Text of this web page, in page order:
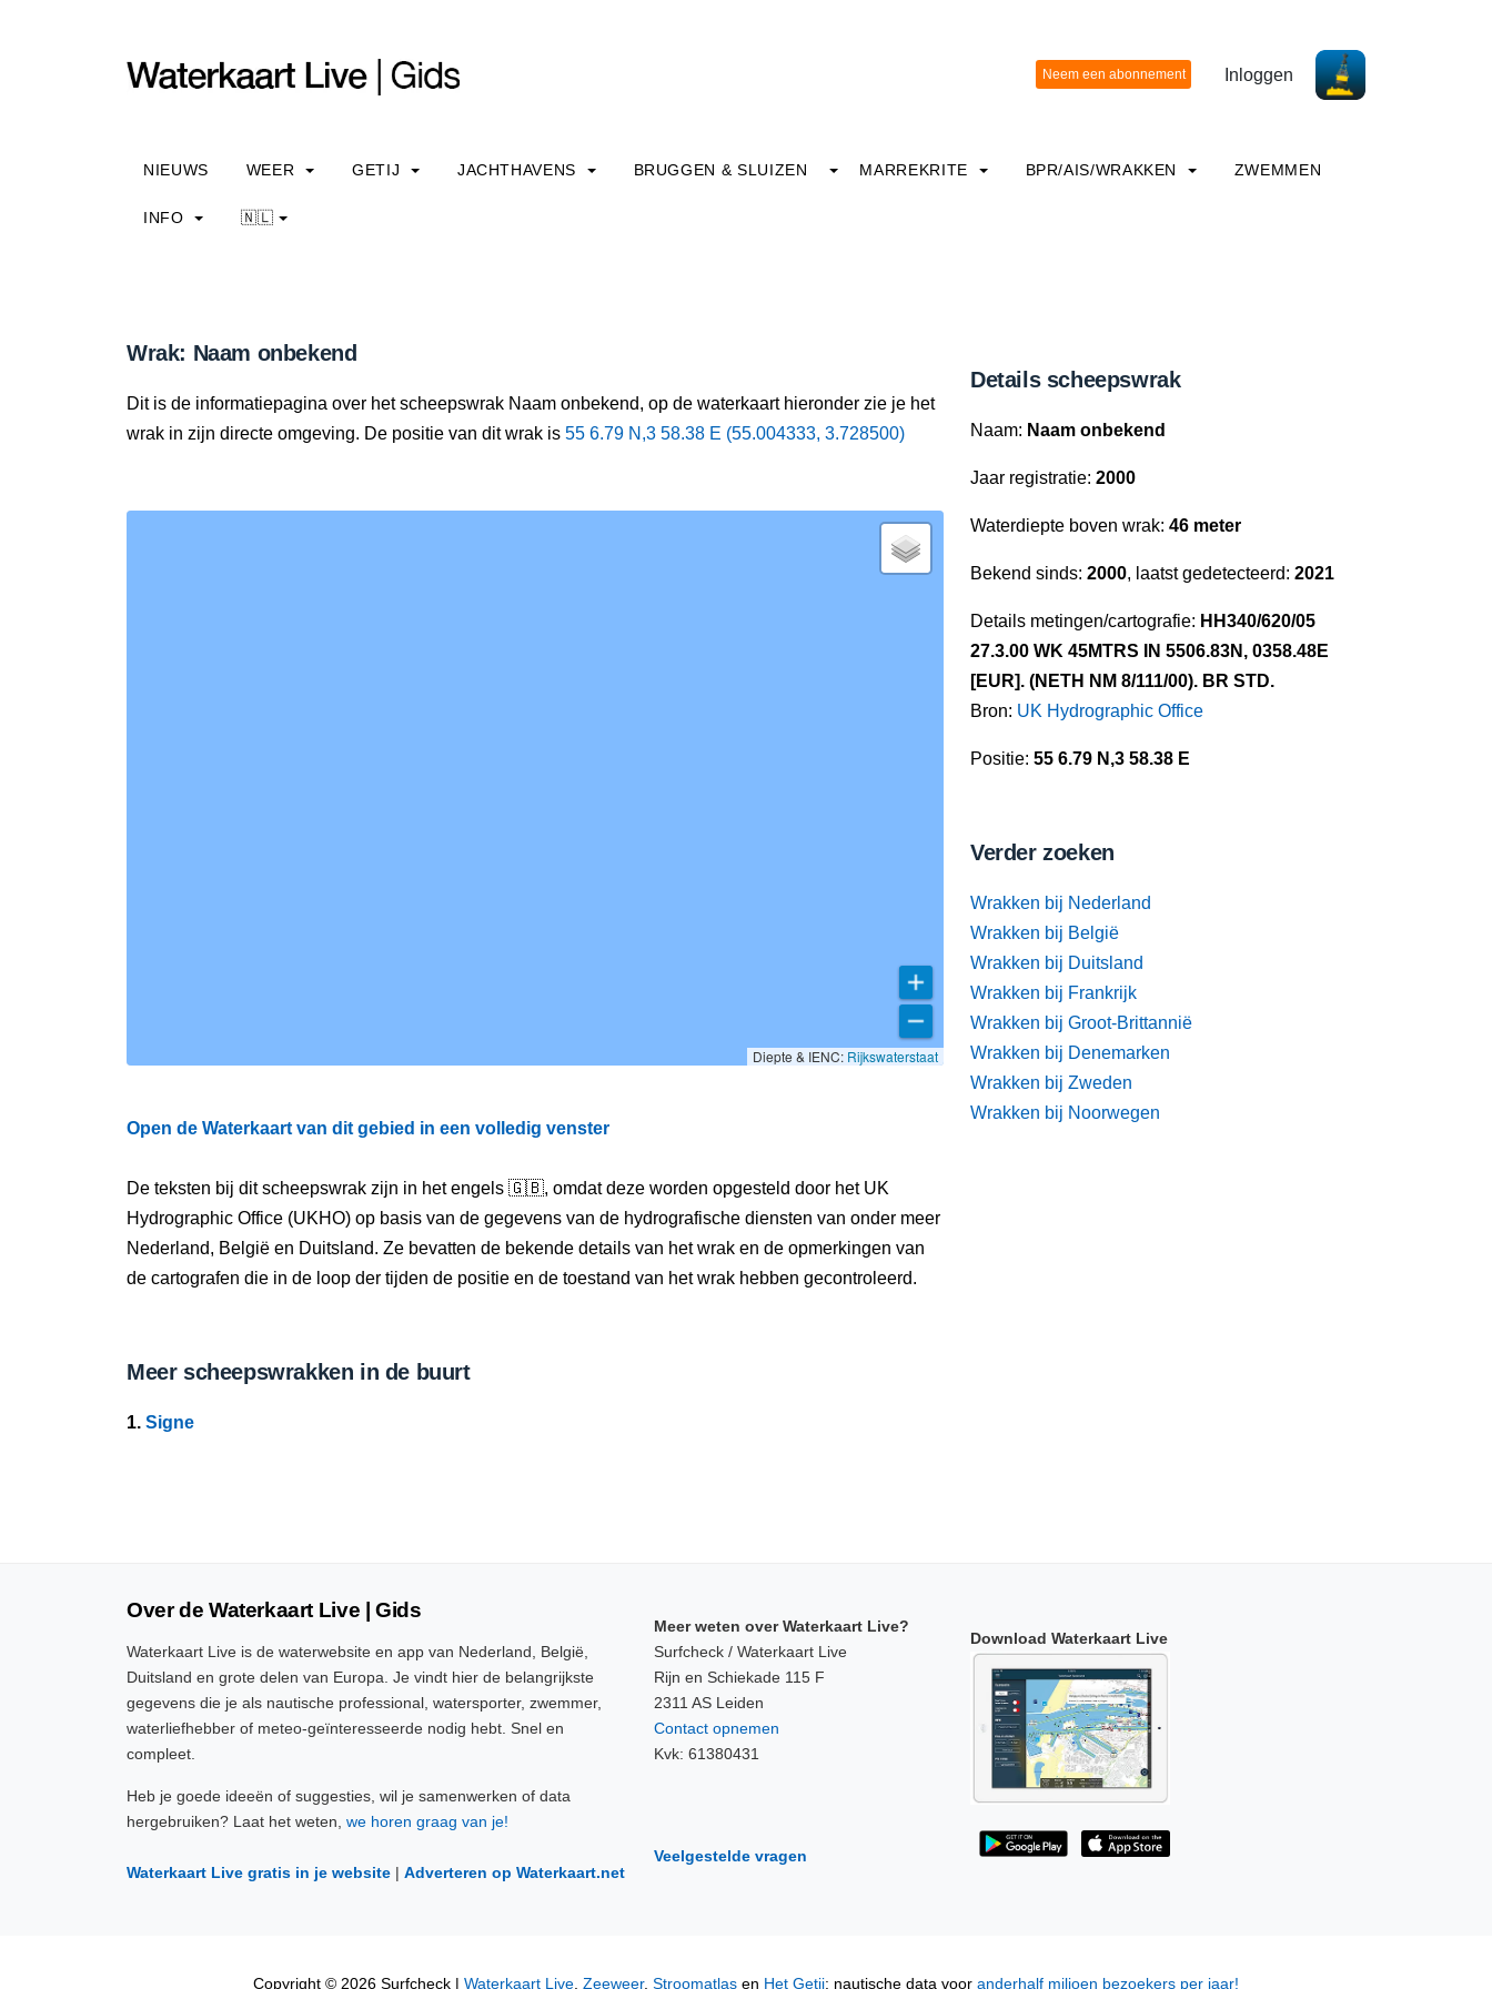
Inloggen
NIEUWS WEER GETIJ JACHTHAVENS BRUGGEN & SLUIZEN MARREKRITE BPR/AIS/WRAKKEN ZWEMMEN
INFO 🇳🇱
Wrak: Naam onbekend
Dit is de informatiepagina over het scheepswrak Naam onbekend, op de waterkaart hieronder zie je het
wrak in zijn directe omgeving. De positie van dit wrak is 55 6.79 N,3 58.38 E (55.004333, 3.728500)
Diepte & IENC: Rijkswaterstaat
Open de Waterkaart van dit gebied in een volledig venster
De teksten bij dit scheepswrak zijn in het engels 🇬🇧, omdat deze worden opgesteld door het UK
Hydrographic Office (UKHO) op basis van de gegevens van de hydrografische diensten van onder meer
Nederland, België en Duitsland. Ze bevatten de bekende details van het wrak en de opmerkingen van
de cartografen die in de loop der tijden de positie en de toestand van het wrak hebben gecontroleerd.
Meer scheepswrakken in de buurt
1. Signe
Details scheepswrak
Naam: Naam onbekend
Jaar registratie: 2000
Waterdiepte boven wrak: 46 meter
Bekend sinds: 2000, laatst gedetecteerd: 2021
Details metingen/cartografie: HH340/620/05
27.3.00 WK 45MTRS IN 5506.83N, 0358.48E
[EUR]. (NETH NM 8/111/00). BR STD.
Bron: UK Hydrographic Office
Positie: 55 6.79 N,3 58.38 E
Verder zoeken
Wrakken bij Nederland
Wrakken bij België
Wrakken bij Duitsland
Wrakken bij Frankrijk
Wrakken bij Groot-Brittannië
Wrakken bij Denemarken
Wrakken bij Zweden
Wrakken bij Noorwegen
Over de Waterkaart Live | Gids
Waterkaart Live is de waterwebsite en app van Nederland, België,
Duitsland en grote delen van Europa. Je vindt hier de belangrijkste
gegevens die je als nautische professional, watersporter, zwemmer,
waterliefhebber of meteo-geïnteresseerde nodig hebt. Snel en
compleet.
Heb je goede ideeën of suggesties, wil je samenwerken of data
hergebruiken? Laat het weten, we horen graag van je!
Waterkaart Live gratis in je website | Adverteren op Waterkaart.net
Meer weten over Waterkaart Live?
Surfcheck / Waterkaart Live
Rijn en Schiekade 115 F
2311 AS Leiden
Contact opnemen
Kvk: 61380431
Veelgestelde vragen
Download Waterkaart Live
Copyright © 2026 Surfcheck | Waterkaart Live, Zeeweer, Stroomatlas en Het Getij: nautische data voor anderhalf miljoen bezoekers per jaar!